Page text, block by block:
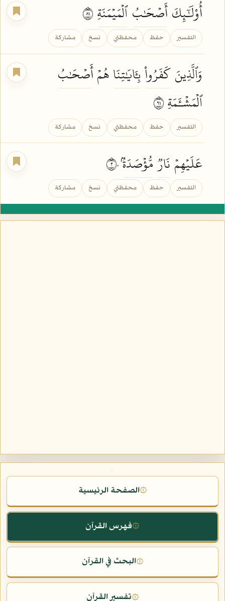
أُوْلَٰٓئِكَأَصۡحَٰبُٱلۡمَيۡمَنَةِ
التفسير حفظ محفظتي نسخ مشاركة
وَٱلَّذِينَكَفَرُواْبِـَٔايَٰتِنَاهُمۡأَصۡحَٰبُ
ٱلۡمَشۡـَٔمَةِ ١٩
التفسير حفظ محفظتي نسخ مشاركة
عَلَيۡهِمۡ نَارٞ مُّؤۡصَدَةُۢ٢٠
التفسير حفظ محفظتي نسخ مشاركة
۞الصفحة الرئيسية
۞فهرس القرآن
۞البحث في القرآن
۞تفسير القرآن